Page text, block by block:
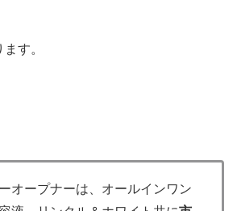
す。
オープナーは、オールインワン